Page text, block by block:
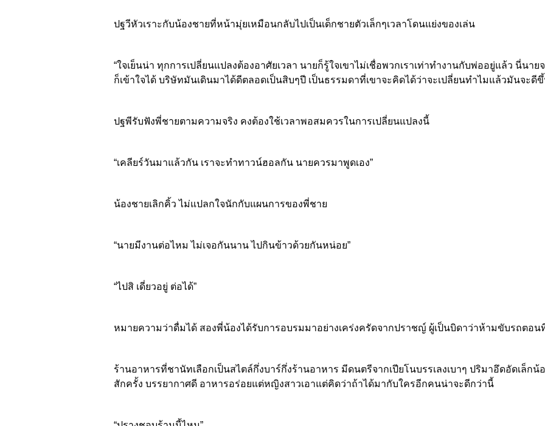
ปฐวีหัวเราะกับน้องชายที่หน้ามุ่ยเหมือนกลับไปเป็นเด็กชายตัวเล็กๆเวลาโดนแย่งของเล่น
“ใจเย็นน่า ทุกการเปลี่ยนแปลงต้องอาศัยเวลา นายก็รู้ใจเขาไม่เชื่อพวกเราเท่าทำงานกับพ่ออยู่แล้ว นี่น
ก็เข้าใจได้ บริษัทมันเดินมาได้ดีตลอดเป็นสิบๆปี เป็นธรรมดาที่เขาจะคิดได้ว่าจะเปลี่ยนทำไมแล้วมันจะดีขึ้
ปฐพีรับฟังพี่ชายตามความจริง คงต้องใช้เวลาพอสมควรในการเปลี่ยนแปลงนี้
“เคลียร์วันมาแล้วกัน เราจะทำทาวน์ฮอลกัน นายควรมาพูดเอง”
น้องชายเลิกคิ้ว ไม่แปลกใจนักกับแผนการของพี่ชาย
“นายมีงานต่อไหม ไม่เจอกันนาน ไปกินข้าวด้วยกันหน่อย”
“ไปสิ เดี่ยวอยู่ ต่อได้”
หมายความว่าดื่มได้ สองพี่น้องได้รับการอบรมมาอย่างเคร่งครัดจากปราชญ์ ผู้เป็นบิดาว่าห้ามขับรถตอ
ร้านอาหารที่ชานัทเลือกเป็นสไตล์กึ่งบาร์กึ่งร้านอาหาร มีดนตรีจากเปียโนบรรเลงเบาๆ ปริมาอึดอัดเล็ก
สักครั้ง บรรยากาศดี อาหารอร่อยแต่หญิงสาวเอาแต่คิดว่าถ้าได้มากับใครอีกคนน่าจะดีกว่านี้